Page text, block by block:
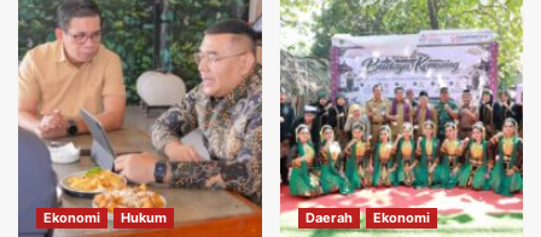
Ekonomi Hukum Daerah Ekonomi